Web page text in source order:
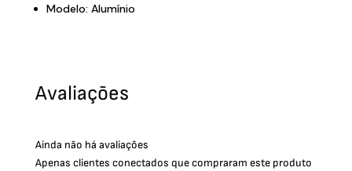
Modelo: Alumínio
Avaliações
Ainda não há avaliações
Apenas clientes conectados que compraram este produto